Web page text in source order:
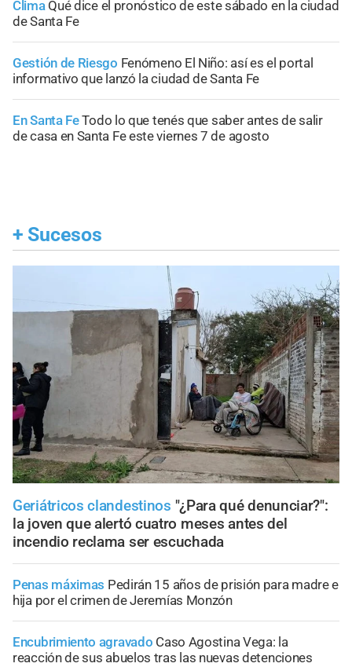
Clima Qué dice el pronóstico de este sábado en la ciudad
de Santa Fe
Gestión de Riesgo Fenómeno El Niño: así es el portal
informativo que lanzó la ciudad de Santa Fe
En Santa FeTodo lo que tenés que saber antes de salir
de casa en Santa Fe este viernes 7 de agosto
+ Sucesos
Geriátricos clandestinos "¿Para qué denunciar?":
la joven que alertó cuatro meses antes del
incendio reclama ser escuchada
Penas máximas Pedirán 15 años de prisión para madre e
hija por el crimen de Jeremías Monzón
Encubrimiento agravado Caso Agostina Vega: la
reacción de sus abuelos tras las nuevas detenciones